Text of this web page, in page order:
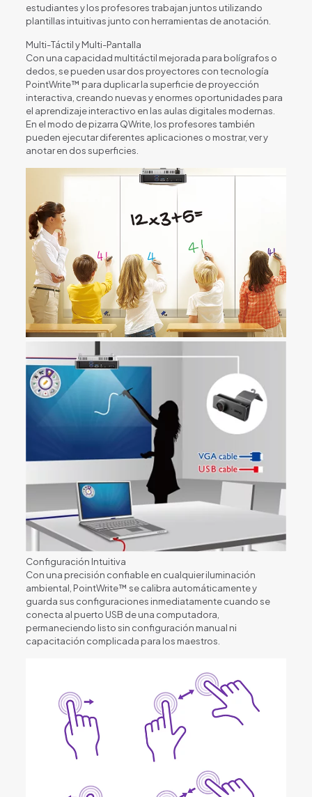
estudiantes y los profesores trabajan juntos utilizando
plantillas intuitivas junto con herramientas de anotación.
Multi-Táctil y Multi-Pantalla
Con una capacidad multitáctil mejorada para bolígrafos o
dedos, se pueden usar dos proyectores con tecnología
PointWrite™ para duplicar la superficie de proyección
interactiva, creando nuevas y enormes oportunidades para
el aprendizaje interactivo en las aulas digitales modernas.
En el modo de pizarra QWrite, los profesores también
pueden ejecutar diferentes aplicaciones o mostrar, ver y
anotar en dos superficies.
Configuración Intuitiva
Con una precisión confiable en cualquier iluminación
ambiental, PointWrite™ se calibra automáticamente y
guarda sus configuraciones inmediatamente cuando se
conecta al puerto USB de una computadora,
permaneciendo listo sin configuración manual ni
capacitación complicada para los maestros.